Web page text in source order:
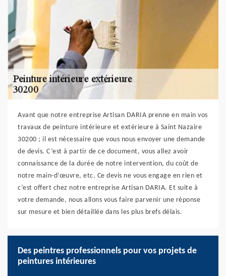
Avant que notre entreprise Artisan DARIA prenne en main vos
travaux de peinture intérieure et extérieure à Saint Nazaire
30200 ; il est nécessaire que vous nous envoyer une demande
de devis. C’est à partir de ce document, vous allez avoir
connaissance de la durée de notre intervention, du coût de
notre main-d’œuvre, etc. Ce devis ne vous engage en rien et
c’est offert chez notre entreprise Artisan DARIA. Et suite à
votre demande, nous allons vous faire parvenir une réponse
sur mesure et bien détaillée dans les plus brefs délais.
Des peintres professionnels pour vos projets de
peintures intérieures